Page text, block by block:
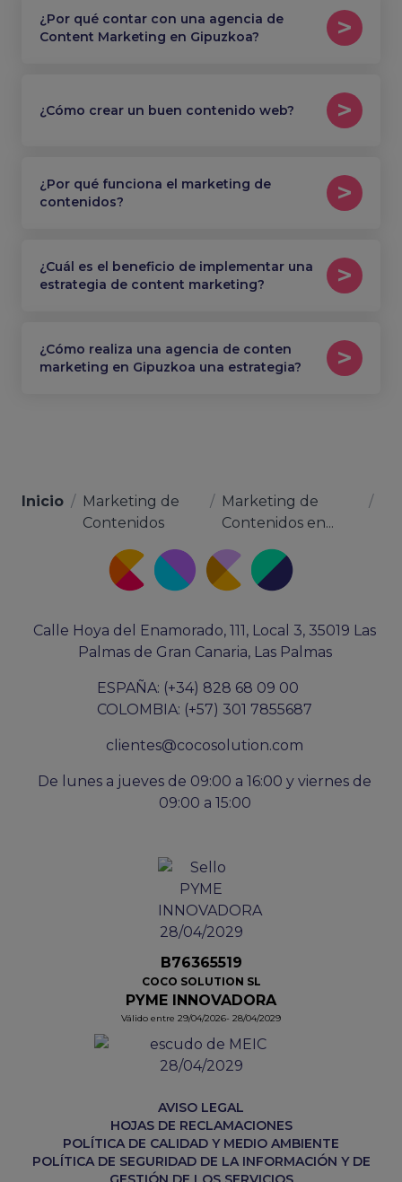
¿Por qué contar con una agencia de
Content Marketing en Gipuzkoa?
¿Cómo crear un buen contenido web?
¿Por qué funciona el marketing de
contenidos?
¿Cuál es el beneficio de implementar una
estrategia de content marketing?
¿Cómo realiza una agencia de conten
marketing en Gipuzkoa una estrategia?
Inicio / Marketing de
Contenidos
/ Marketing de
Contenidos en...
/
Calle Hoya del Enamorado, 111, Local 3, 35019 Las
Palmas de Gran Canaria, Las Palmas
ESPAÑA: (+34) 828 68 09 00
COLOMBIA: (+57) 301 7855687
clientes@cocosolution.com
De lunes a jueves de 09:00 a 16:00 y viernes de
09:00 a 15:00
B76365519
COCO SOLUTION SL
PYME INNOVADORA
Válido entre 29/04/2026- 28/04/2029
AVISO LEGAL
HOJAS DE RECLAMACIONES
POLÍTICA DE CALIDAD Y MEDIO AMBIENTE
POLÍTICA DE SEGURIDAD DE LA INFORMACIÓN Y DE